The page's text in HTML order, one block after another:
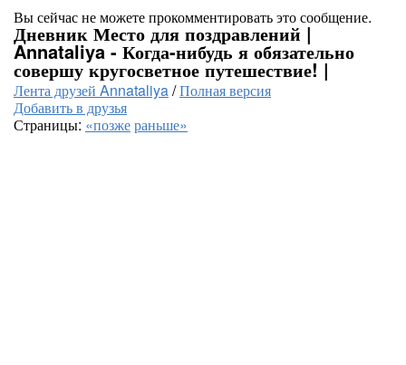
Вы сейчас не можете прокомментировать это сообщение.
Дневник Место для поздравлений |
Annataliya - Когда-нибудь я обязательно
совершу кругосветное путешествие! |
Лента друзей Annataliya/Полная версия
Добавить в друзья
Страницы: «позжераньше»